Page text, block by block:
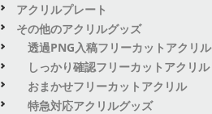
アクリルプレート
その他のアクリルグッズ
透過PNG入稿フリーカットアクリル
しっかり確認フリーカットアクリル
おまかせフリーカットアクリル
特急対応アクリルグッズ